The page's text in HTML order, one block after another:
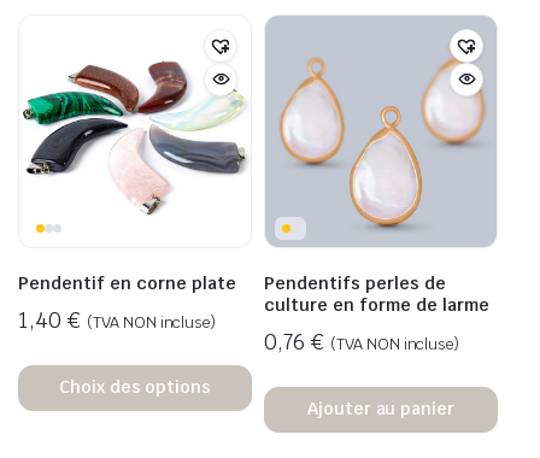
Pendentif en corne plate
1,40 € (TVA NON incluse)
Choix des options
Pendentifs perles de
culture en forme de larme
0,76 € (TVA NON incluse)
Ajouter au panier